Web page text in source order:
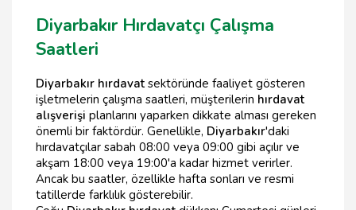
Diyarbakır Hırdavatçı Çalışma
Saatleri
Diyarbakır hırdavat sektöründe faaliyet gösteren
işletmelerin çalışma saatleri, müşterilerin hırdavat
alışverişi planlarını yaparken dikkate alması gereken
önemli bir faktördür. Genellikle, Diyarbakır'daki
hırdavatçılar sabah 08:00 veya 09:00 gibi açılır ve
akşam 18:00 veya 19:00'a kadar hizmet verirler.
Ancak bu saatler, özellikle hafta sonları ve resmi
tatillerde farklılık gösterebilir.